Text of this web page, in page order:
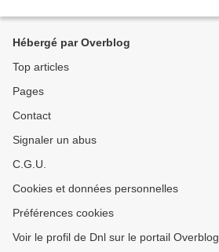
Hébergé par Overblog
Top articles
Pages
Contact
Signaler un abus
C.G.U.
Cookies et données personnelles
Préférences cookies
Voir le profil de Dnl sur le portail Overblog